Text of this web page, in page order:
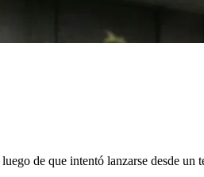
luego de que intentó lanzarse desde un